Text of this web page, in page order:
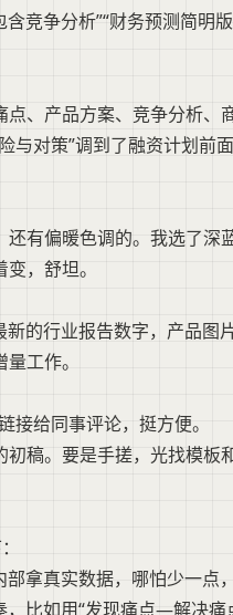
竞争分析”“财务预测简明版
、产品方案、竞争分析、
与对策”调到了融资计划前
有偏暖色调的。我选了深
，舒坦。
的行业报告数字，产品图
工作。
接给同事评论，挺方便。
稿。要是手搓，光找模板
拿真实数据，哪怕少一点
，比如用“发现痛点—解决